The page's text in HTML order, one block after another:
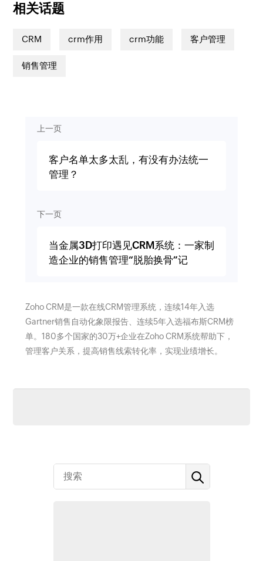
相关话题
CRM crm作用 crm功能 客户管理
销售管理
上一页
客户名单太多太乱，有没有办法统一
管理？
下一页
当金属3D打印遇见CRM系统：一家制
造企业的销售管理“脱胎换骨”记
Zoho CRM是一款在线CRM管理系统，连续14年入选
Gartner销售自动化象限报告、连续5年入选福布斯CRM榜
单。180多个国家的30万+企业在Zoho CRM系统帮助下，
管理客户关系，提高销售线索转化率，实现业绩增长。